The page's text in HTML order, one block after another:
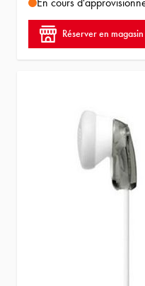
Réserver en magasin